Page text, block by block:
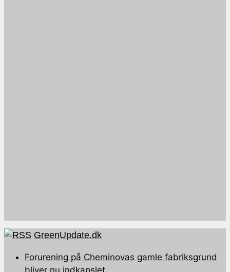
GreenUpdate.dk
Forurening på Cheminovas gamle fabriksgrund
bliver nu indkapslet